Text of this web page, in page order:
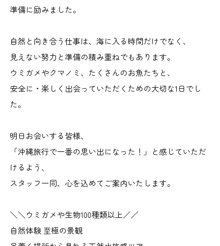
準備に励みました。
自然と向き合う仕事は、海に入る時間だけでなく、
見えない努力と準備の積み重ねでもあります。
ウミガメやクマノミ、たくさんのお魚たちと、
安全に・楽しく出会っていただくための大切な1日でし
た。
明日お会いする皆様、
「沖縄旅行で一番の思い出になった！」と感じていただ
けるよう、
スタッフ一同、心を込めてご案内いたします。
＼＼ウミガメや生物100種類以上／／
自然体験 至極の景観